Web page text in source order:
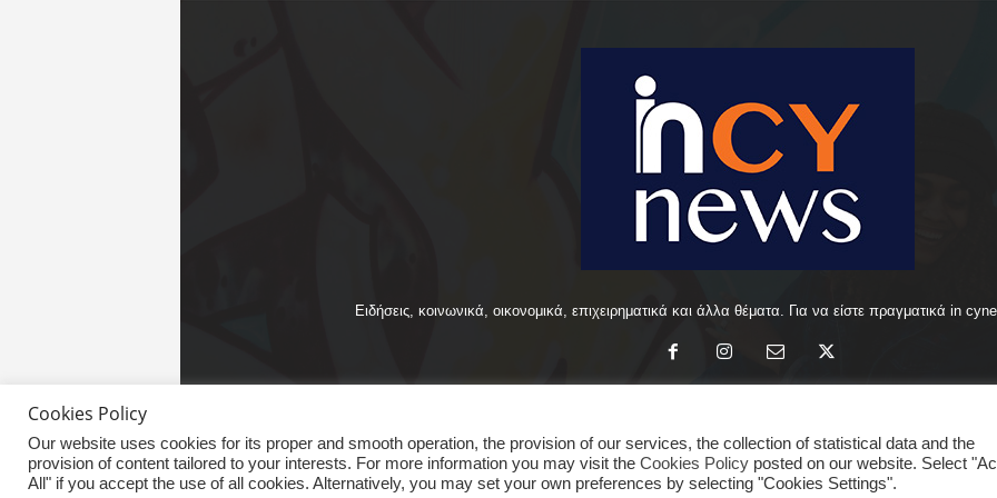
Ειδήσεις, κοινωνικά, οικονομικά, επιχειρηματικά και άλλα θέματα. Για να είστε πραγματικά in
ΑΡΧΙΚΗ ΕΙΔΗΣΕΙΣ ΚΥΠΡΟΣ ΚΟΣΜΟΣ
© InCyNews.com 2025
Cookies Policy
Our website uses cookies for its proper and smooth operation, the provision of our services, the collection of statistical data and the
provision of content tailored to your interests. For more information you may visit the Cookies Policy posted on our website. Select
All" if you accept the use of all cookies. Alternatively, you may set your own preferences by selecting "Cookies Settings".